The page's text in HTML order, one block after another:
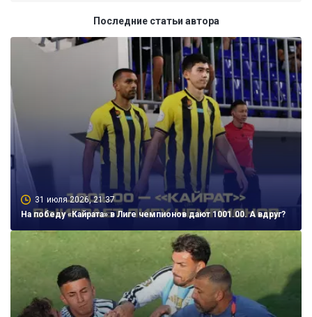
Последние статьи автора
31 июля 2026, 21:37
На победу «Кайрата» в Лиге чемпионов дают 1001.00. А вдруг?